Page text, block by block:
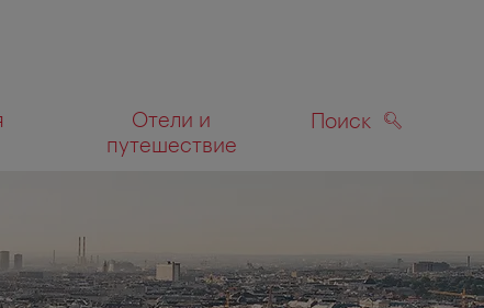
Отели и
путешествие
Поиск